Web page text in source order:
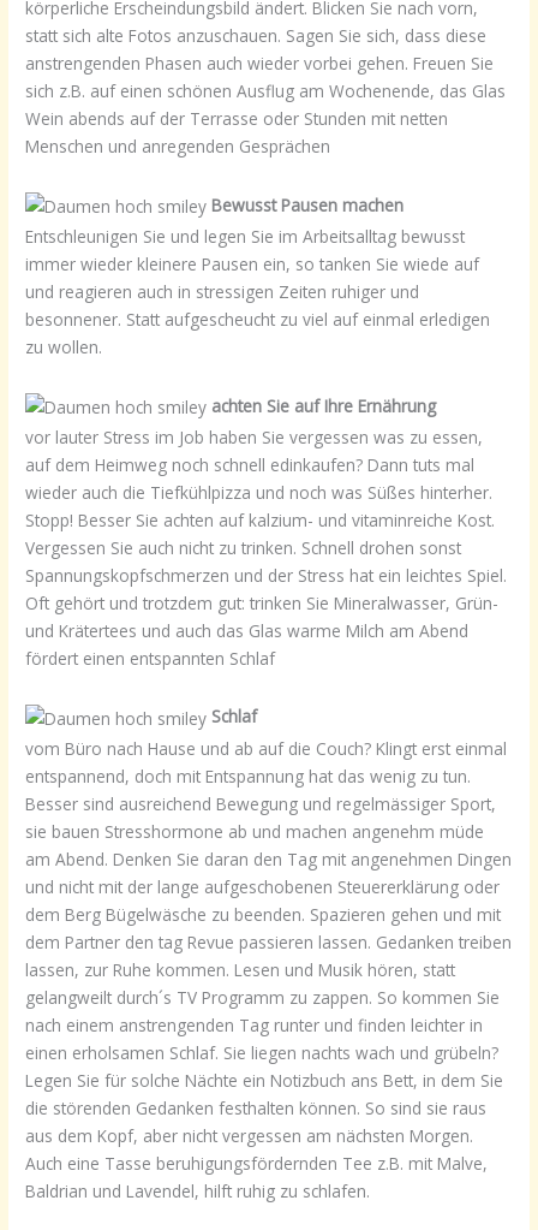
körperliche Erscheindungsbild ändert. Blicken Sie nach vorn,
statt sich alte Fotos anzuschauen. Sagen Sie sich, dass diese
anstrengenden Phasen auch wieder vorbei gehen. Freuen Sie
sich z.B. auf einen schönen Ausflug am Wochenende, das Glas
Wein abends auf der Terrasse oder Stunden mit netten
Menschen und anregenden Gesprächen
Bewusst Pausen machen
Entschleunigen Sie und legen Sie im Arbeitsalltag bewusst
immer wieder kleinere Pausen ein, so tanken Sie wiede auf
und reagieren auch in stressigen Zeiten ruhiger und
besonnener. Statt aufgescheucht zu viel auf einmal erledigen
zu wollen.
achten Sie auf Ihre Ernährung
vor lauter Stress im Job haben Sie vergessen was zu essen,
auf dem Heimweg noch schnell edinkaufen? Dann tuts mal
wieder auch die Tiefkühlpizza und noch was Süßes hinterher.
Stopp! Besser Sie achten auf kalzium- und vitaminreiche Kost.
Vergessen Sie auch nicht zu trinken. Schnell drohen sonst
Spannungskopfschmerzen und der Stress hat ein leichtes Spiel.
Oft gehört und trotzdem gut: trinken Sie Mineralwasser, Grün-
und Krätertees und auch das Glas warme Milch am Abend
fördert einen entspannten Schlaf
Schlaf
vom Büro nach Hause und ab auf die Couch? Klingt erst einmal
entspannend, doch mit Entspannung hat das wenig zu tun.
Besser sind ausreichend Bewegung und regelmässiger Sport,
sie bauen Stresshormone ab und machen angenehm müde
am Abend. Denken Sie daran den Tag mit angenehmen Dingen
und nicht mit der lange aufgeschobenen Steuererklärung oder
dem Berg Bügelwäsche zu beenden. Spazieren gehen und mit
dem Partner den tag Revue passieren lassen. Gedanken treiben
lassen, zur Ruhe kommen. Lesen und Musik hören, statt
gelangweilt durch´s TV Programm zu zappen. So kommen Sie
nach einem anstrengenden Tag runter und finden leichter in
einen erholsamen Schlaf. Sie liegen nachts wach und grübeln?
Legen Sie für solche Nächte ein Notizbuch ans Bett, in dem Sie
die störenden Gedanken festhalten können. So sind sie raus
aus dem Kopf, aber nicht vergessen am nächsten Morgen.
Auch eine Tasse beruhigungsfördernden Tee z.B. mit Malve,
Baldrian und Lavendel, hilft ruhig zu schlafen.